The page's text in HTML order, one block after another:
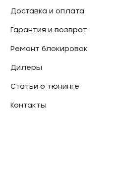
Доставка и оплата
Гарантия и возврат
Ремонт блокировок
Дилеры
Статьи о тюнинге
Контакты